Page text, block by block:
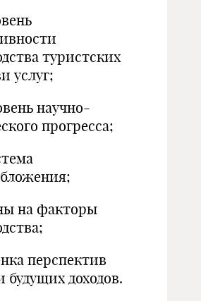
туристских
услуг;
научно-
прогресса;
на факторы
перспектив
будущих доходов.